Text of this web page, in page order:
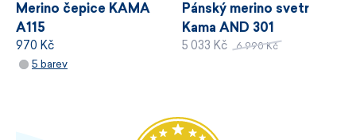
Merino čepice KAMA
A115
970 Kč
5 barev
Pánský merino svetr
Kama AND 301
WINDSTOPPER®
5 033 Kč 6 990 Kč